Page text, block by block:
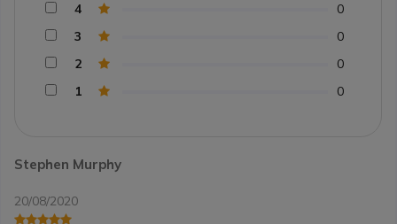
Stephen Murphy
20/08/2020
4
0
3
0
2
0
1
0